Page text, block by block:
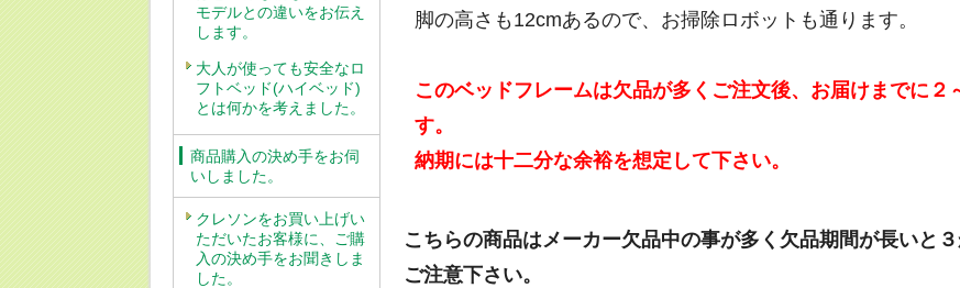
モデルとの違いをお伝え
します。
大人が使っても安全なロ
フトベッド(ハイベッド)
とは何かを考えました。
商品購入の決め手をお伺
いしました。
クレソンをお買い上げい
ただいたお客様に、ご購
入の決め手をお聞きしま
した。
脚の高さも12cmあるので、お掃除ロボットも通ります。
このベッドフレームは欠品が多くご注文後、お届けまでに２
す。
納期には十二分な余裕を想定して下さい。
こちらの商品はメーカー欠品中の事が多く欠品期間が長いと
ご注意下さい。